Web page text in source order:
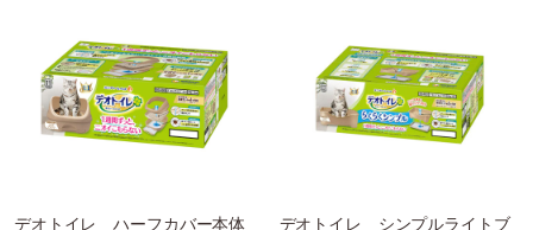
デオトイレ ハーフカバー本体
デオトイレ シンプルライトブ